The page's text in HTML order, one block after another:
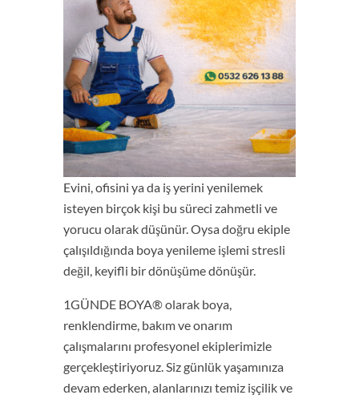
Evini, ofisini ya da iş yerini yenilemek
isteyen birçok kişi bu süreci zahmetli ve
yorucu olarak düşünür. Oysa doğru ekiple
çalışıldığında boya yenileme işlemi stresli
değil, keyifli bir dönüşüme dönüşür.
1GÜNDE BOYA® olarak boya,
renklendirme, bakım ve onarım
çalışmalarını profesyonel ekiplerimizle
gerçekleştiriyoruz. Siz günlük yaşamınıza
devam ederken, alanlarınızı temiz işçilik ve